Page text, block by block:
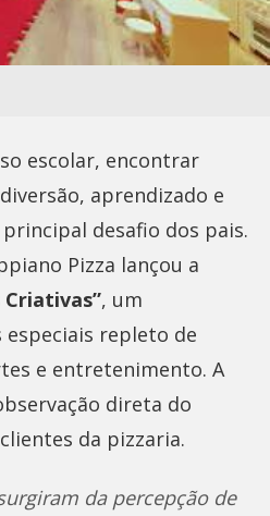
escolar, encontrar
aprendizado e
desafio dos pais.
Pizza lançou a
Criativas”, um
especiais repleto de
e entretenimento. A
direta do
da pizzaria.
da percepção de